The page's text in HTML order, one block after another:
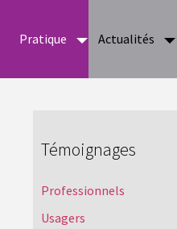
Pratique Actualités
Témoignages
Professionnels
Usagers